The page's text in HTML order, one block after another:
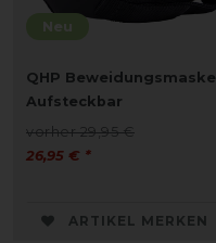
Neu
QHP Beweidungsmaske
Aufsteckbar
vorher 29,95 €
26,95 € *
ARTIKEL MERKEN